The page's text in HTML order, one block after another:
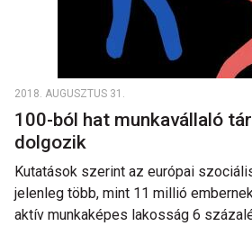
2018. AUGUSZTUS 31.
100-ból hat munkavállaló
dolgozik
Kutatások szerint az európai
jelenleg több, mint 11 millió
aktív munkaképes lakosság 6